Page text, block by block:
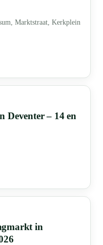
Marktstraat, Kerkplein
Deventer – 14 en
in